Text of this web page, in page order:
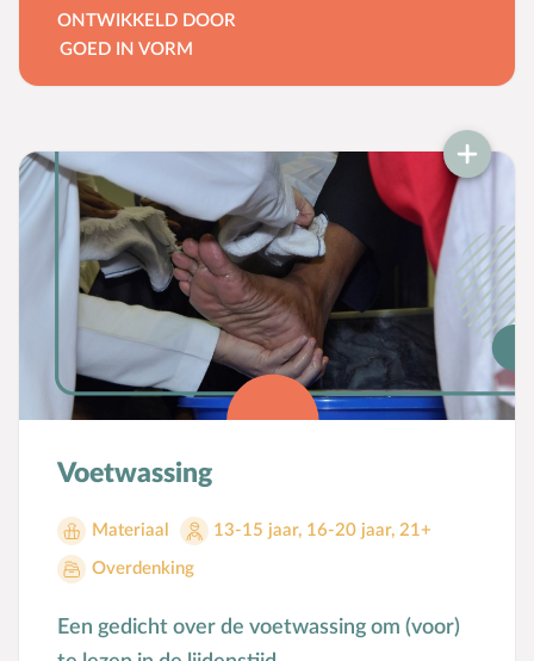
ONTWIKKELD DOOR
GOED IN VORM
Voetwassing
Materiaal 13-15 jaar, 16-20 jaar, 21+
Overdenking
Een gedicht over de voetwassing om (voor)